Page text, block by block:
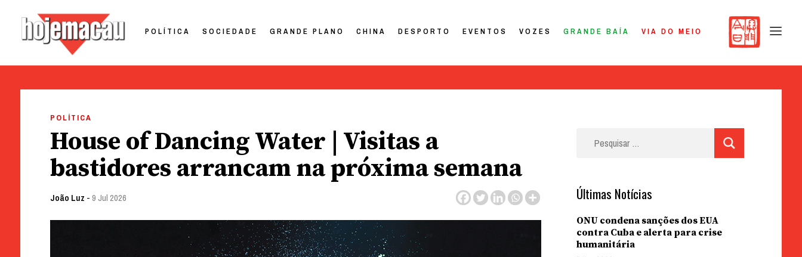
POLÍTICA SOCIEDADE GRANDE PLANO CHINA DESPORTO EVENTOS VOZES GRANDE BAÍA VIA DO MEIO
POLÍTICA
House of Dancing Water | Visitas a
bastidores arrancam na próxima semana
João Luz - 9 Jul 2026 Últimas Notícias
ONU condena sanções dos EUA
contra Cuba e alerta para crise
humanitária